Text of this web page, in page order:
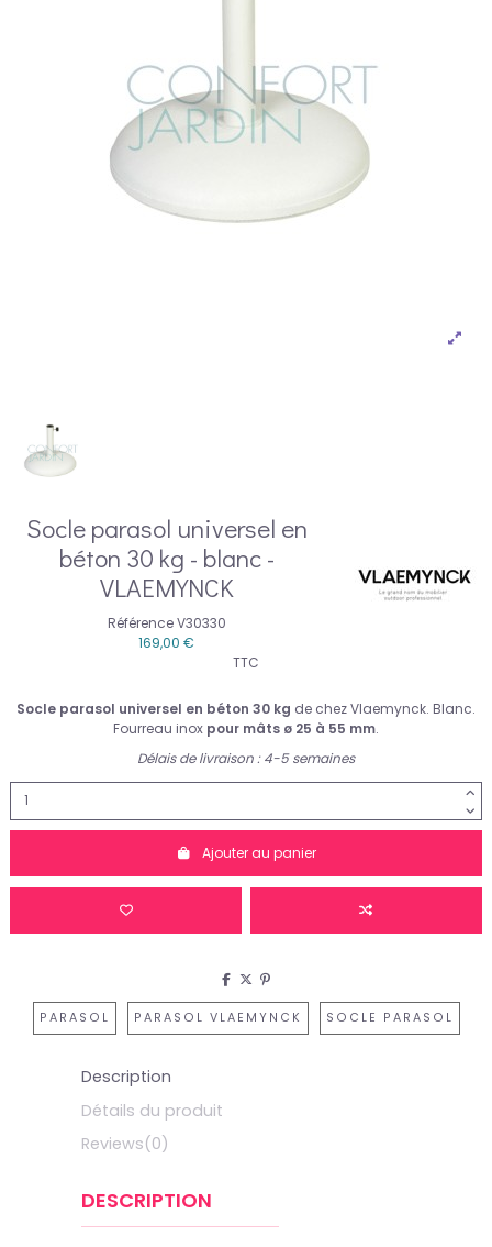
Socle parasol universel en
béton 30 kg - blanc -
VLAEMYNCK
Référence V30330
169,00 €
TTC
Socle parasol universel en béton 30 kg de chez Vlaemynck. Blanc.
Fourreau inox pour mâts ø 25 à 55 mm.
Délais de livraison : 4-5 semaines
Ajouter au panier
PARASOL PARASOL VLAEMYNCK SOCLE PARASOL
Description
Détails du produit
Reviews(0)
DESCRIPTION